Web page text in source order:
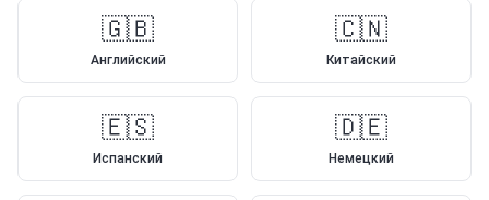
🇬🇧
Английский
🇨🇳
Китайский
🇪🇸
Испанский
🇩🇪
Немецкий